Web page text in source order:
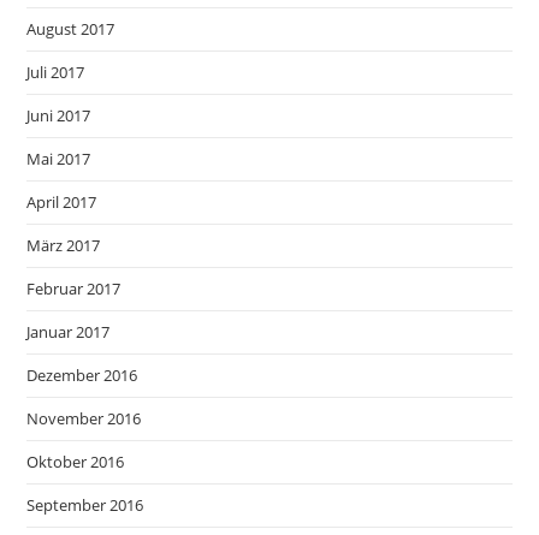
August 2017
Juli 2017
Juni 2017
Mai 2017
April 2017
März 2017
Februar 2017
Januar 2017
Dezember 2016
November 2016
Oktober 2016
September 2016